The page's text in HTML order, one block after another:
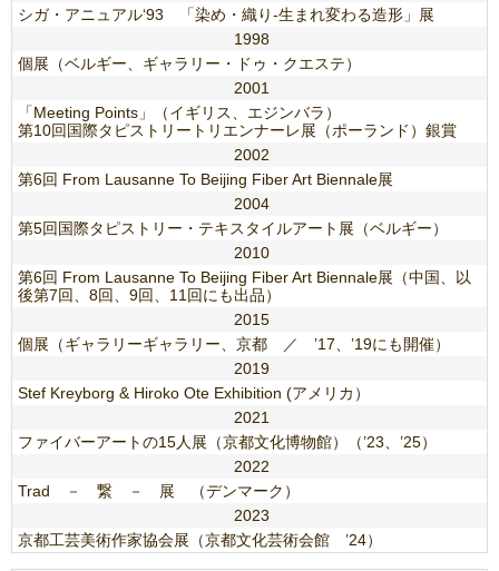
シガ・アニュアル‘93 「染め・織り-生まれ変わる造形」展
1998
個展（ベルギー、ギャラリー・ドゥ・クエステ）
2001
「Meeting Points」（イギリス、エジンバラ）
第10回国際タピストリートリエンナーレ展（ポーランド）銀賞
2002
第6回 From Lausanne To Beijing Fiber Art Biennale展
2004
第5回国際タピストリー・テキスタイルアート展（ベルギー）
2010
第6回 From Lausanne To Beijing Fiber Art Biennale展（中国、以
後第7回、8回、9回、11回にも出品）
2015
個展（ギャラリーギャラリー、京都 ／ ’17、’19にも開催）
2019
Stef Kreyborg & Hiroko Ote Exhibition (アメリカ）
2021
ファイバーアートの15人展（京都文化博物館）（’23、’25）
2022
Trad － 繋 － 展 （デンマーク）
2023
京都工芸美術作家協会展（京都文化芸術会館 ’24）